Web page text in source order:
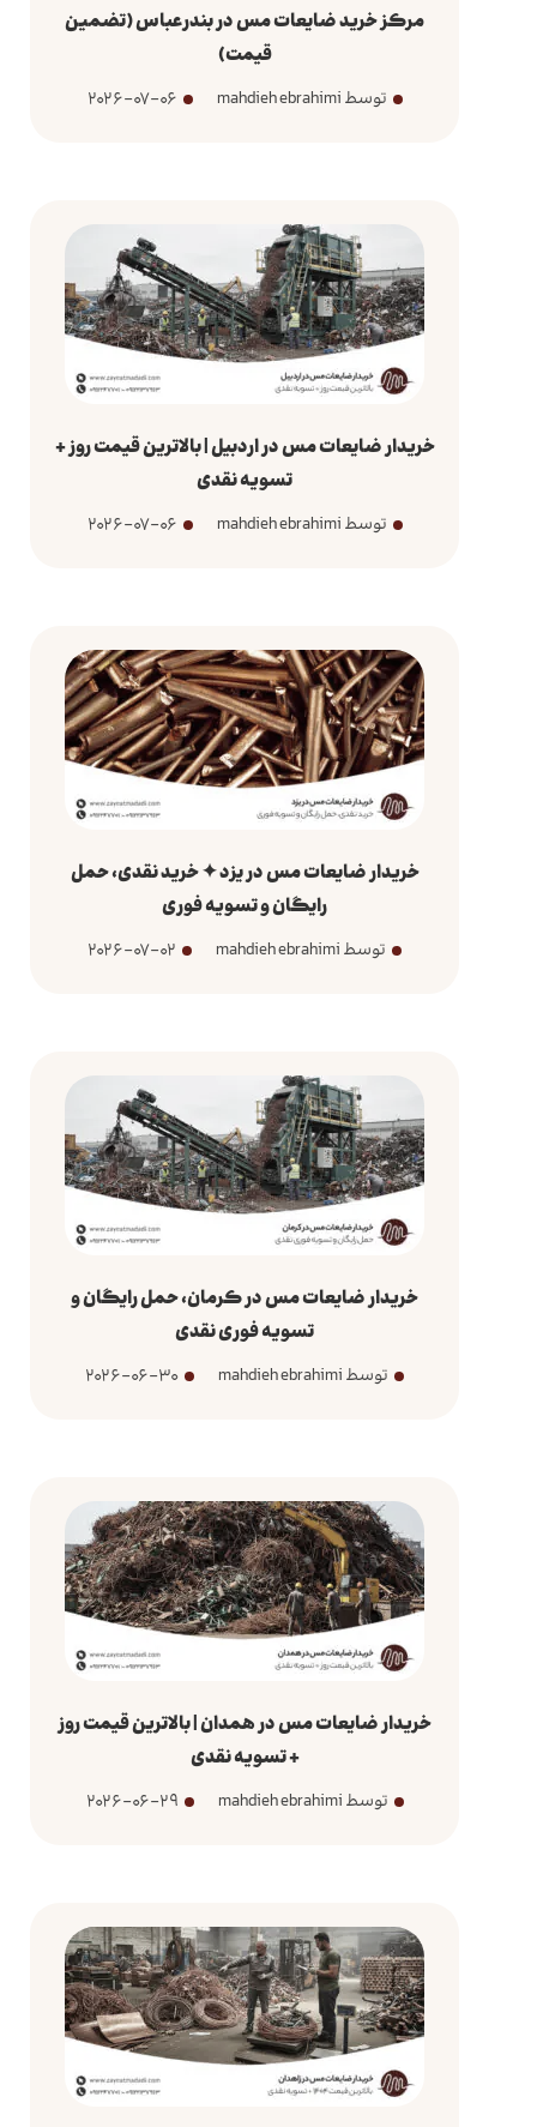
مرکز خرید ضایعات مس در بندرعباس (تضمین
قیمت)
توسط mahdieh ebrahimi 2026-07-06
خریدار ضایعات مس در اردبیل | بالاترین قیمت روز +
تسویه نقدی
توسط mahdieh ebrahimi 2026-07-06
خریدار ضایعات مس در یزد ✦ خرید نقدی، حمل
رایگان و تسویه فوری
توسط mahdieh ebrahimi 2026-07-02
خریدار ضایعات مس در کرمان، حمل رایگان و
تسویه فوری نقدی
توسط mahdieh ebrahimi 2026-06-30
خریدار ضایعات مس در همدان | بالاترین قیمت روز
+ تسویه نقدی
توسط mahdieh ebrahimi 2026-06-29